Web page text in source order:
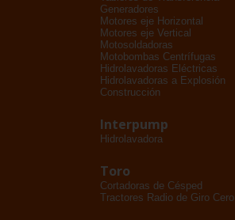
Generadores
Motores eje Horizontal
Motores eje Vertical
Motosoldadoras
Motobombas Centrífugas
Hidrolavadoras Eléctricas
Hidrolavadoras a Explosión
Construcción
Interpump
Hidrolavadora
Toro
Cortadoras de Césped
Tractores Radio de Giro Cero